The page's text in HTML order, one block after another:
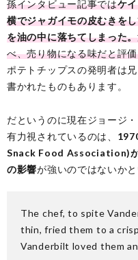
孫インタビュー記事ではケ
横でジャガイモの皮むきを
を油の中に落ちてしまった。
べ、売り物になる味だと評
ポテトチップスの発明者は
書かれたものもあります。
だというのに現在ジョージ
有力視されているのは、
Snack Food Association)
の影響が強いのではないか
The chef, to spite
thin, fried them to a
Vanderbilt loved them